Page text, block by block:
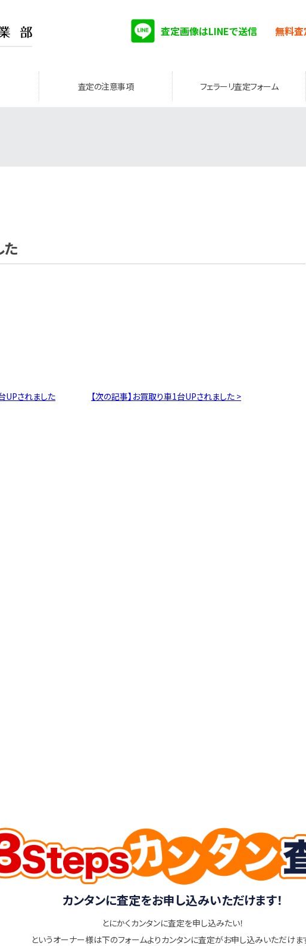
査定画像はLINEで送信 無料査
査定の注意事項 フェラーリ査定フォーム
UPされました 【次の記事】お買取り車1台UPされました >
カンタンに査定をお申し込みいただけます！
とにかくカンタンに査定を申し込みたい！
というオーナー様は下のフォームよりカンタンに査定がお申し込みいただけま